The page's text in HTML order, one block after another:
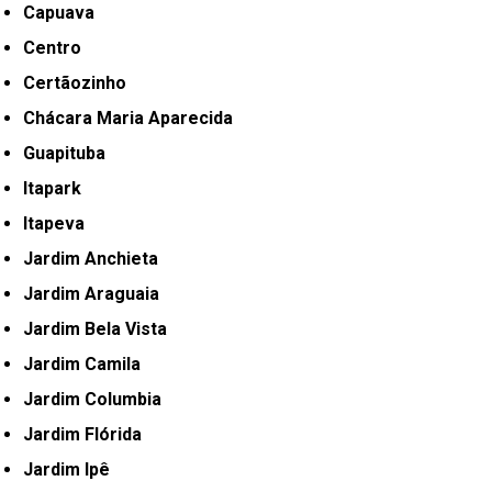
Capuava
Centro
Certãozinho
Chácara Maria Aparecida
Guapituba
Itapark
Itapeva
Jardim Anchieta
Jardim Araguaia
Jardim Bela Vista
Jardim Camila
Jardim Columbia
Jardim Flórida
Jardim Ipê